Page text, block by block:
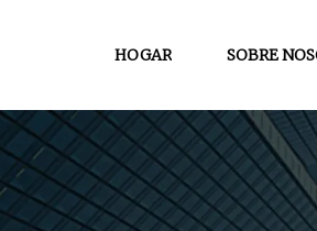
HOGAR SOBRE